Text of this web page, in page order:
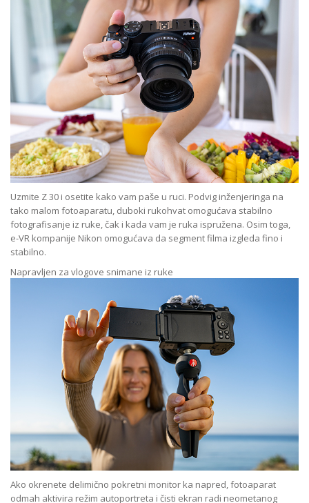
Uzmite Z 30 i osetite kako vam paše u ruci. Podvig inženjeringa na
tako malom fotoaparatu, duboki rukohvat omogućava stabilno
fotografisanje iz ruke, čak i kada vam je ruka ispružena. Osim toga,
e-VR kompanije Nikon omogućava da segment filma izgleda fino i
stabilno.
Napravljen za vlogove snimane iz ruke
Ako okrenete delimično pokretni monitor ka napred, fotoaparat
odmah aktivira režim autoportreta i čisti ekran radi neometanog